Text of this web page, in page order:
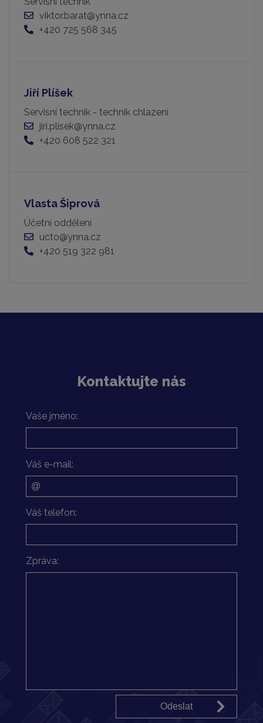
viktor.barat@ynna.cz
+420 725 568 345
Jiří Plíšek
Servisní technik - technik chlazení
jiri.plisek@ynna.cz
+420 608 522 321
Vlasta Šiprová
Účetní oddělení
ucto@ynna.cz
+420 519 322 981
Kontaktujte nás
Vaše jméno:
Váš e-mail:
Váš telefon:
Zpráva: